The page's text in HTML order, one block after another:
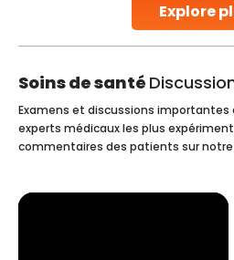
Explore
Soins de santé
Examens et discussions importantes
experts médicaux les plus
commentaires des patients sur